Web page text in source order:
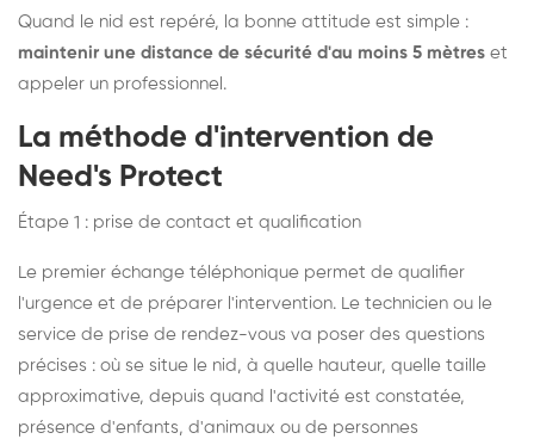
Quand le nid est repéré, la bonne attitude est simple :
maintenir une distance de sécurité d'au moins 5 mètres et
appeler un professionnel.
La méthode d'intervention de
Need's Protect
Étape 1 : prise de contact et qualification
Le premier échange téléphonique permet de qualifier
l'urgence et de préparer l'intervention. Le technicien ou le
service de prise de rendez-vous va poser des questions
précises : où se situe le nid, à quelle hauteur, quelle taille
approximative, depuis quand l'activité est constatée,
présence d'enfants, d'animaux ou de personnes